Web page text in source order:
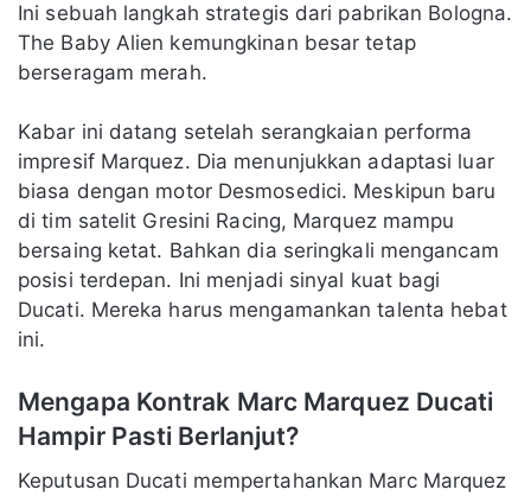
Ini sebuah langkah strategis dari pabrikan Bologna.
The Baby Alien kemungkinan besar tetap
berseragam merah.
Kabar ini datang setelah serangkaian performa
impresif Marquez. Dia menunjukkan adaptasi luar
biasa dengan motor Desmosedici. Meskipun baru
di tim satelit Gresini Racing, Marquez mampu
bersaing ketat. Bahkan dia seringkali mengancam
posisi terdepan. Ini menjadi sinyal kuat bagi
Ducati. Mereka harus mengamankan talenta hebat
ini.
Mengapa Kontrak Marc Marquez Ducati
Hampir Pasti Berlanjut?
Keputusan Ducati mempertahankan Marc Marquez